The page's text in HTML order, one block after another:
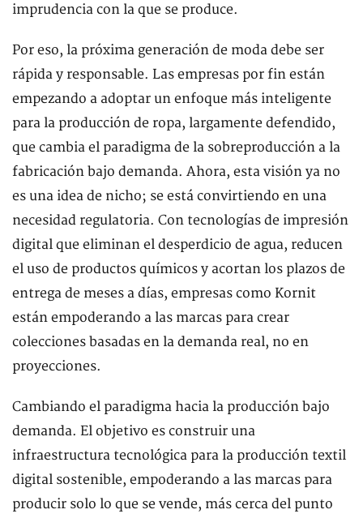
imprudencia con la que se produce.
Por eso, la próxima generación de moda debe ser
rápida y responsable. Las empresas por fin están
empezando a adoptar un enfoque más inteligente
para la producción de ropa, largamente defendido,
que cambia el paradigma de la sobreproducción a la
fabricación bajo demanda. Ahora, esta visión ya no
es una idea de nicho; se está convirtiendo en una
necesidad regulatoria. Con tecnologías de impresión
digital que eliminan el desperdicio de agua, reducen
el uso de productos químicos y acortan los plazos de
entrega de meses a días, empresas como Kornit
están empoderando a las marcas para crear
colecciones basadas en la demanda real, no en
proyecciones.
Cambiando el paradigma hacia la producción bajo
demanda. El objetivo es construir una
infraestructura tecnológica para la producción textil
digital sostenible, empoderando a las marcas para
producir solo lo que se vende, más cerca del punto